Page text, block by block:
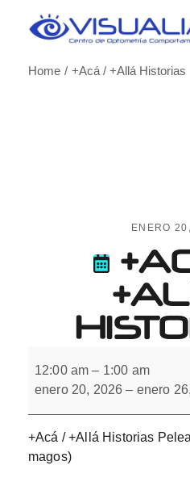
Home
+Acá / +Allá Historias
ENERO
+Allá
Historias
12:00 am – 1:00 am
enero 20, 2026 – enero
+Acá / +Allá Historias
magos)